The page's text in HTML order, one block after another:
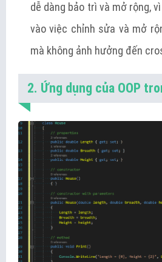
dễ dàng bảo trì và mở rộng,
vào việc chỉnh sửa và mở
mà không ảnh hưởng đến
2. Ứng dụng của OOP